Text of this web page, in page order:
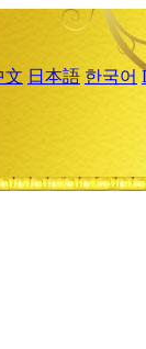
文 日本語 한국어